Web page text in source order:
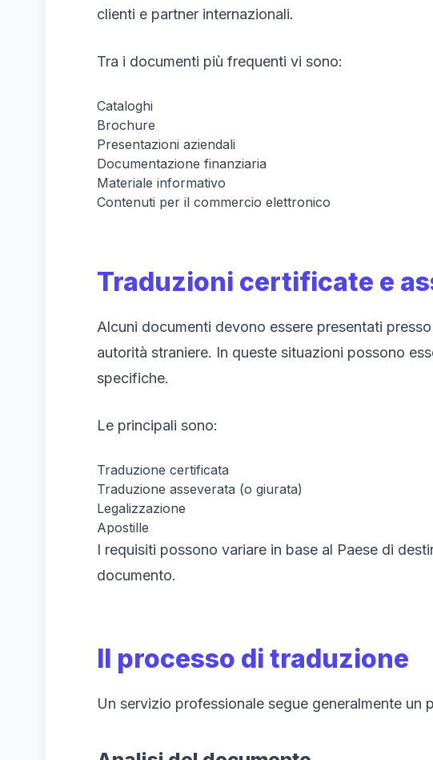
clienti e partner internazionali.
Tra i documenti più frequenti vi sono:
Cataloghi
Brochure
Presentazioni aziendali
Documentazione finanziaria
Materiale informativo
Contenuti per il commercio elettronico
Traduzioni certificate e
Alcuni documenti devono essere presentati
autorità straniere. In queste situazioni possono
specifiche.
Le principali sono:
Traduzione certificata
Traduzione asseverata (o giurata)
Legalizzazione
Apostille
I requisiti possono variare in base al Paese di
documento.
Il processo di traduzione
Un servizio professionale segue generalmente un